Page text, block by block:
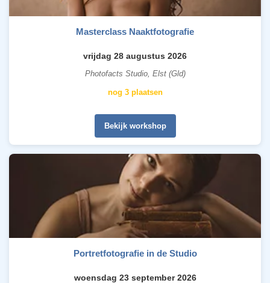
Masterclass Naaktfotografie
vrijdag 28 augustus 2026
Photofacts Studio, Elst (Gld)
nog 3 plaatsen
Bekijk workshop
Portretfotografie in de Studio
woensdag 23 september 2026